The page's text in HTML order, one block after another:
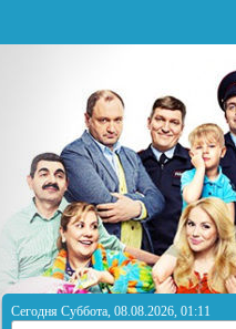
Сегодня Суббота, 08.08.2026, 01:11